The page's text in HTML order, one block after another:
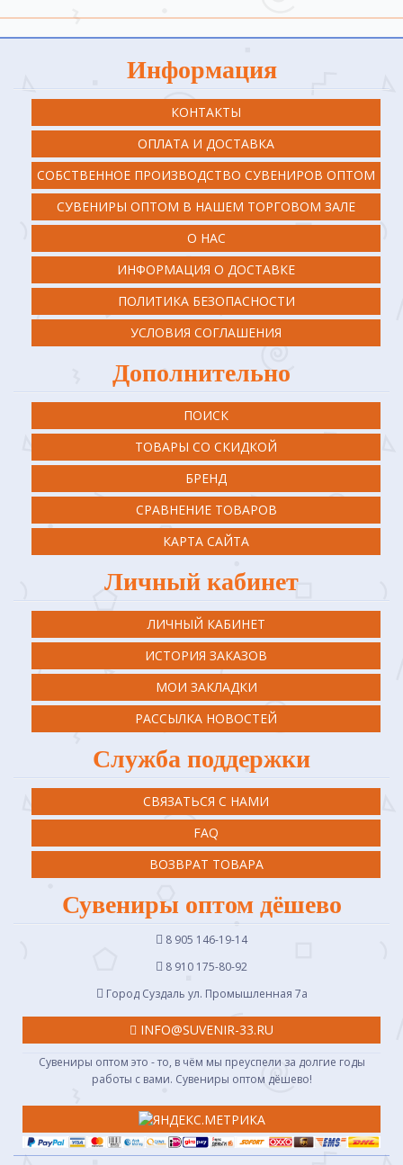
Информация
КОНТАКТЫ
ОПЛАТА И ДОСТАВКА
СОБСТВЕННОЕ ПРОИЗВОДСТВО СУВЕНИРОВ ОПТОМ
СУВЕНИРЫ ОПТОМ В НАШЕМ ТОРГОВОМ ЗАЛЕ
О НАС
ИНФОРМАЦИЯ О ДОСТАВКЕ
ПОЛИТИКА БЕЗОПАСНОСТИ
УСЛОВИЯ СОГЛАШЕНИЯ
Дополнительно
ПОИСК
ТОВАРЫ СО СКИДКОЙ
БРЕНД
СРАВНЕНИЕ ТОВАРОВ
КАРТА САЙТА
Личный кабинет
ЛИЧНЫЙ КАБИНЕТ
ИСТОРИЯ ЗАКАЗОВ
МОИ ЗАКЛАДКИ
РАССЫЛКА НОВОСТЕЙ
Служба поддержки
СВЯЗАТЬСЯ С НАМИ
FAQ
ВОЗВРАТ ТОВАРА
Сувениры оптом дёшево
8 905 146-19-14
8 910 175-80-92
Город Суздаль ул. Промышленная 7a
INFO@SUVENIR-33.RU
Сувениры оптом это - то, в чём мы преуспели за долгие годы
работы с вами. Сувениры оптом дёшево!